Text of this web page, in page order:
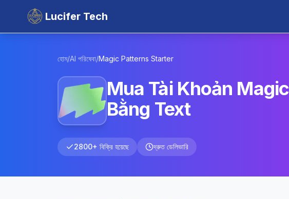
Lucifer Tech
হোম/AI পরিষেবা/Magic Patterns Starter
Mua Tài Khoản
Bằng Text
2800+ বিক্রি হয়েছে দ্রুত ডেলিভারি